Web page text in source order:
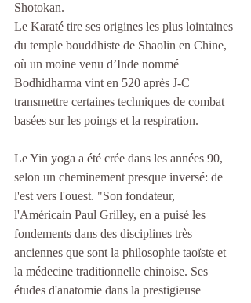
Shotokan.
Le Karaté tire ses origines les plus lointaines
du temple bouddhiste de Shaolin en Chine,
où un moine venu d’Inde nommé
Bodhidharma vint en 520 après J-C
transmettre certaines techniques de combat
basées sur les poings et la respiration.
Le Yin yoga a été crée dans les années 90,
selon un cheminement presque inversé: de
l'est vers l'ouest. "Son fondateur,
l'Américain Paul Grilley, en a puisé les
fondements dans des disciplines très
anciennes que sont la philosophie taoïste et
la médecine traditionnelle chinoise. Ses
études d'anatomie dans la prestigieuse